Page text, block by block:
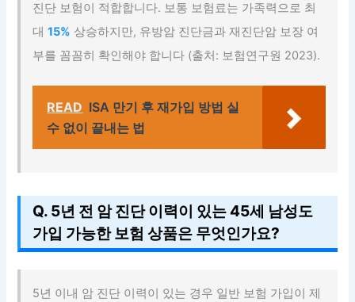
진단 보험이 적합합니다. 보통 보험료는 가족력으로 최
대15% 상승하지만, 유방암 진단금과 재진단암 보장 여
부를 꼼꼼히 확인해야 합니다 (출처: 보험연구원 2023).
READ ISA 만기 후 재가입 방법 실
수 없이 끝내는 법
Q. 5년 전 암 진단 이력이 있는 45세 남성도
가입 가능한 보험 상품은 무엇인가요?
5년 이내 암 진단 이력이 있는 경우 일반 보험 가입이 제